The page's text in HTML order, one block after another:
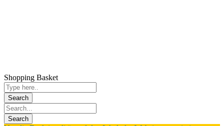
Verein
Satzung
Kreissportbund Meißen
Shopping Basket